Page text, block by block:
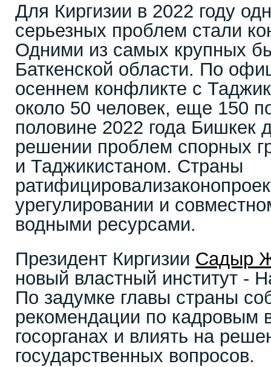
Для Киргизии в 2022 году
серьезных проблем стали
Одними из самых крупных
Баткенской области. По
осеннем конфликте с
около 50 человек, еще 150
половине 2022 года Бишкек
решении проблем спорных
и Таджикистаном. Страны
урегулировании и
водными ресурсами.
Президент Киргизии Садыр
новый властный институт -
По задумке главы страны
рекомендации по кадровым
госорганах и влиять на
государственных вопросов.